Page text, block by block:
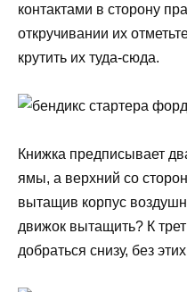
контактами в сторону
откручивании их
крутить их туда-сюда.
Книжка предписывает
ямы, а верхний со
вытащив корпус
движок вытащить? К
добраться снизу, без